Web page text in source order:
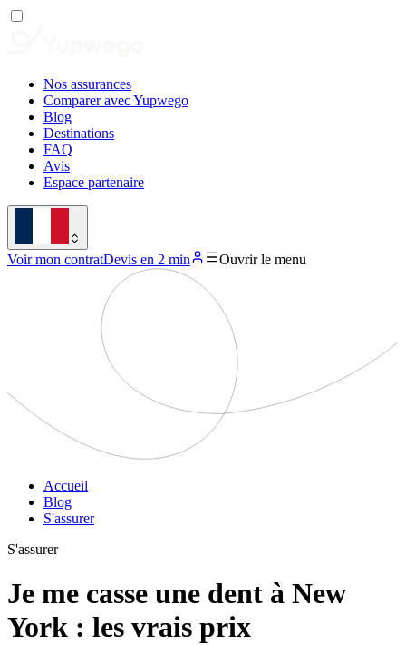
Nos assurances
Comparer avec Yupwego
Blog
Destinations
FAQ
Avis
Espace partenaire
Voir mon contratDevis en 2 min Ouvrir le menu
Accueil
Blog
S'assurer
S'assurer
Je me casse une dent à New
York : les vrais prix